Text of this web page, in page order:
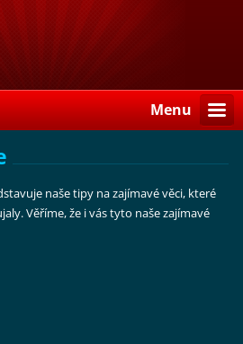
Menu
naše tipy na zajímavé věci, které
Věříme, že i vás tyto naše zajímavé